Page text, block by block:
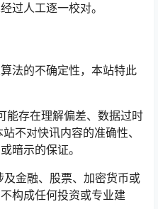
过人工逐一校对。
法的不确定性，本站特此
能存在理解偏差、数据过时
不对快讯内容的准确性、
暗示的保证。
金融、股票、加密货币或
构成任何投资或专业建